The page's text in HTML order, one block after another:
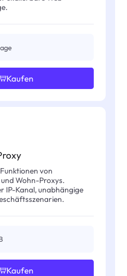
Kaufen
von
Wohn-Proxys.
IP-Kanal, unabhängige
Kaufen